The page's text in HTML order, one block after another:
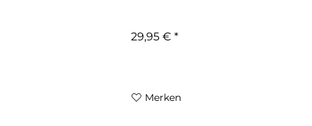
29,95 € *
Merken